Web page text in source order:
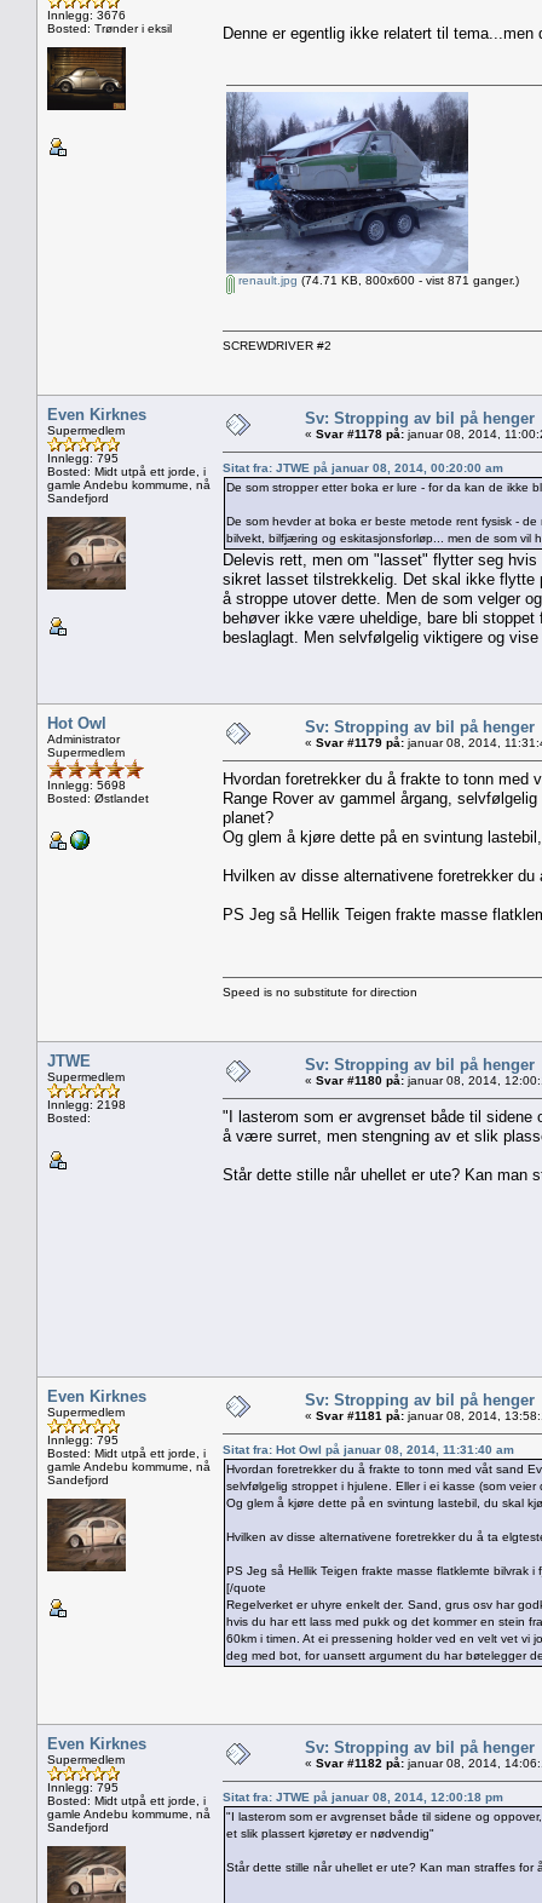
Innlegg: 3676
Bosted: Trønder i eksil
Denne er egentlig ikke relatert til
renault.jpg (74.71 KB, 800x600 - vist 871 ganger.)
SCREWDRIVER #2
Even Kirknes
Supermedlem
Innlegg: 795
Bosted: Midt utpå ett jorde, i
gamle Andebu kommume, nå
Sandefjord
Sv: Stropping av bil på henger
« Svar #1178 på: januar 08, 2014,
Sitat fra: JTWE på januar 08, 2014, 00:20:00 am
De som stropper etter boka er lure - for da kan de ikke
De som hevder at boka er beste metode rent fysisk -
bilvekt, bilfjæring og eskitasjonsforløp... men de som vil
Delevis rett, men om "lasset" flytter seg
sikret lasset tilstrekkelig. Det skal ikke flytte
å stroppe utover dette. Men de som velger
behøver ikke være uheldige, bare bli
beslaglagt. Men selvfølgelig viktigere og
Hot Owl
Administrator
Supermedlem
Innlegg: 5698
Bosted: Østlandet
Sv: Stropping av bil på henger
« Svar #1179 på: januar 08, 2014,
Hvordan foretrekker du å frakte to tonn med
Range Rover av gammel årgang,
planet?
Og glem å kjøre dette på en svintung
Hvilken av disse alternativene foretrekker du
PS Jeg så Hellik Teigen frakte masse
Speed is no substitute for direction
JTWE
Supermedlem
Innlegg: 2198
Bosted:
Sv: Stropping av bil på henger
« Svar #1180 på: januar 08, 2014,
"I lasterom som er avgrenset både til
å være surret, men stengning av et slik
Står dette stille når uhellet er ute? Kan man
Even Kirknes
Supermedlem
Innlegg: 795
Bosted: Midt utpå ett jorde, i
gamle Andebu kommume, nå
Sandefjord
Sv: Stropping av bil på henger
« Svar #1181 på: januar 08, 2014,
Sitat fra: Hot Owl på januar 08, 2014, 11:31:40 am
Hvordan foretrekker du å frakte to tonn med våt sand
selvfølgelig stroppet i hjulene. Eller i ei kasse (som
Og glem å kjøre dette på en svintung lastebil, du skal
Hvilken av disse alternativene foretrekker du å ta
PS Jeg så Hellik Teigen frakte masse flatklemte bilvrak
[/quote
Regelverket er uhyre enkelt der. Sand, grus osv har
hvis du har ett lass med pukk og det kommer en stein
60km i timen. At ei pressening holder ved en velt vet vi
deg med bot, for uansett argument du har bøtelegger
Even Kirknes
Supermedlem
Innlegg: 795
Bosted: Midt utpå ett jorde, i
gamle Andebu kommume, nå
Sandefjord
Sv: Stropping av bil på henger
« Svar #1182 på: januar 08, 2014,
Sitat fra: JTWE på januar 08, 2014, 12:00:18 pm
"I lasterom som er avgrenset både til sidene og
et slik plassert kjøretøy er nødvendig"
Står dette stille når uhellet er ute? Kan man straffes for